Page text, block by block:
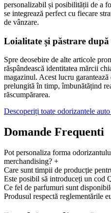
personalizabil și posibilității de a
se integrează perfect cu fiecare
de vânzare.
Loialitate și păstrare după
Spre deosebire de alte articole
răspândească identitatea mărcii
magazinul. Acest lucru
prelungită în timp, îmbunătățind
răscumpărarea.
Descoperiți toate odorizantele
Domande Frequenti
Pot personaliza forma
merchandising? +
Care sunt timpii de producție
Este posibil să introduceți un cod
Ce fel de parfumuri sunt
Produsul respectă reglementările